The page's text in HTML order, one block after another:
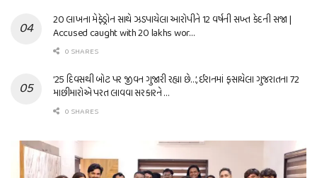
20 લાખના મેફેડ્રોન સાથે ઝડપાયેલા આરોપીને 12 વર્ષની સખ્ત કેદની સજા |
Accused caught with 20 lakhs wor…
0 SHARES
’25 દિવસથી બોટ પર જીવન ગુજારી રહ્યા છે…’, ઈરાનમાં ફસાયેલા ગુજરાતના 72
માછીમારોએ પરત લાવવા સરકારને …
0 SHARES